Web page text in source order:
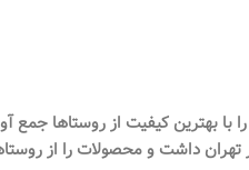
بهترین کیفیت از روستاها
داشت و محصولات را از